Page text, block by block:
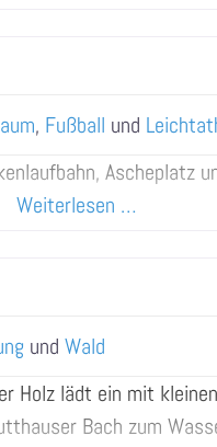
, Fußball und
Ascheplatz
Weiterlesen …
und Wald
Holz lädt ein mit
Bach zum